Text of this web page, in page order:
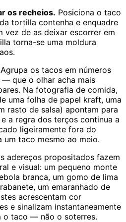
os recheios. Posiciona o taco
tortilla contenha e enquadre
vez de as deixar escorrer em
torna-se uma moldura
Agrupa os tacos em números
que o olhar acha mais
Na fotografia de comida,
uma folha de papel kraft, uma
rasto de salsa) apontam para
a regra dos terços continua a
ligeiramente fora do
um taco mesmo ao meio.
adereços propositados fazem
e visual: um pequeno monte
branca, um gomo de lima
um emaranhado de
acrescentam cor
e sinalizam instantaneamente
o taco — não o soterres.